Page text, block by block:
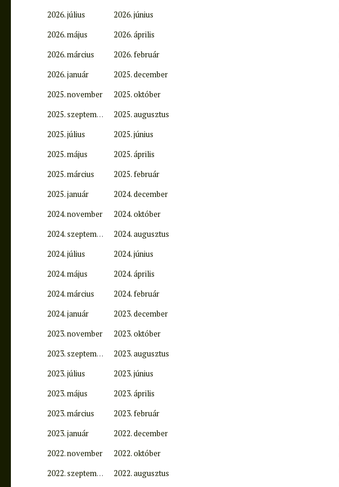
2026. július
2026. június
2026. május
2026. április
2026. március
2026. február
2026. január
2025. december
2025. november
2025. október
2025. szeptember
2025. augusztus
2025. július
2025. június
2025. május
2025. április
2025. március
2025. február
2025. január
2024. december
2024. november
2024. október
2024. szeptember
2024. augusztus
2024. július
2024. június
2024. május
2024. április
2024. március
2024. február
2024. január
2023. december
2023. november
2023. október
2023. szeptember
2023. augusztus
2023. július
2023. június
2023. május
2023. április
2023. március
2023. február
2023. január
2022. december
2022. november
2022. október
2022. szeptember
2022. augusztus